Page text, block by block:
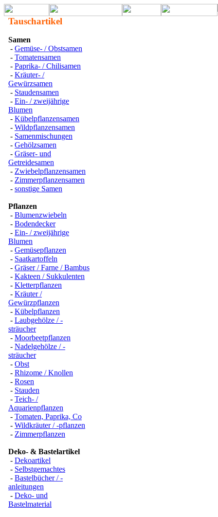
Tauschartikel
Samen
- Gemüse- / Obstsamen
- Tomatensamen
- Paprika- / Chilisamen
- Kräuter- /
Gewürzsamen
- Staudensamen
- Ein- / zweijährige
Blumen
- Kübelpflanzensamen
- Wildpflanzensamen
- Samenmischungen
- Gehölzsamen
- Gräser- und
Getreidesamen
- Zwiebelpflanzensamen
- Zimmerpflanzensamen
- sonstige Samen
Pflanzen
- Blumenzwiebeln
- Bodendecker
- Ein- / zweijährige
Blumen
- Gemüsepflanzen
- Saatkartoffeln
- Gräser / Farne / Bambus
- Kakteen / Sukkulenten
- Kletterpflanzen
- Kräuter /
Gewürzpflanzen
- Kübelpflanzen
- Laubgehölze / -
sträucher
- Moorbeetpflanzen
- Nadelgehölze / -
sträucher
- Obst
- Rhizome / Knollen
- Rosen
- Stauden
- Teich- /
Aquarienpflanzen
- Tomaten, Paprika, Co
- Wildkräuter / -pflanzen
- Zimmerpflanzen
Deko- & Bastelartikel
- Dekoartikel
- Selbstgemachtes
- Bastelbücher / -
anleitungen
- Deko- und
Bastelmaterial